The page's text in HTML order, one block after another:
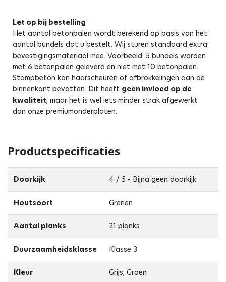
Let op bij bestelling
Het aantal betonpalen wordt berekend op basis van het
aantal bundels dat u bestelt. Wij sturen standaard extra
bevestigingsmateriaal mee. Voorbeeld: 5 bundels worden
met 6 betonpalen geleverd en niet met 10 betonpalen.
Stampbeton kan haarscheuren of afbrokkelingen aan de
binnenkant bevatten. Dit heeft geen invloed op de
kwaliteit, maar het is wel iets minder strak afgewerkt
dan onze premiumonderplaten.
Productspecificaties
Doorkijk 4 / 5 - Bijna geen doorkijk
Houtsoort Grenen
Aantal planks 21 planks
Duurzaamheidsklasse Klasse 3
Kleur Grijs, Groen